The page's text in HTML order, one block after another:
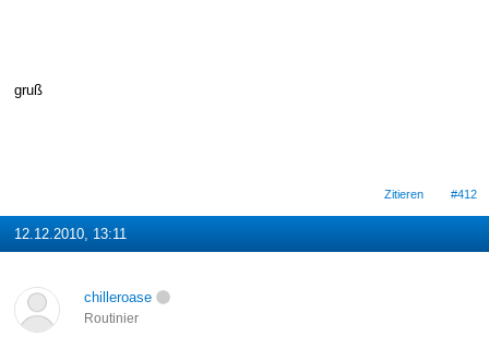
gruß
Zitieren #412
12.12.2010, 13:11
chilleroase
Routinier